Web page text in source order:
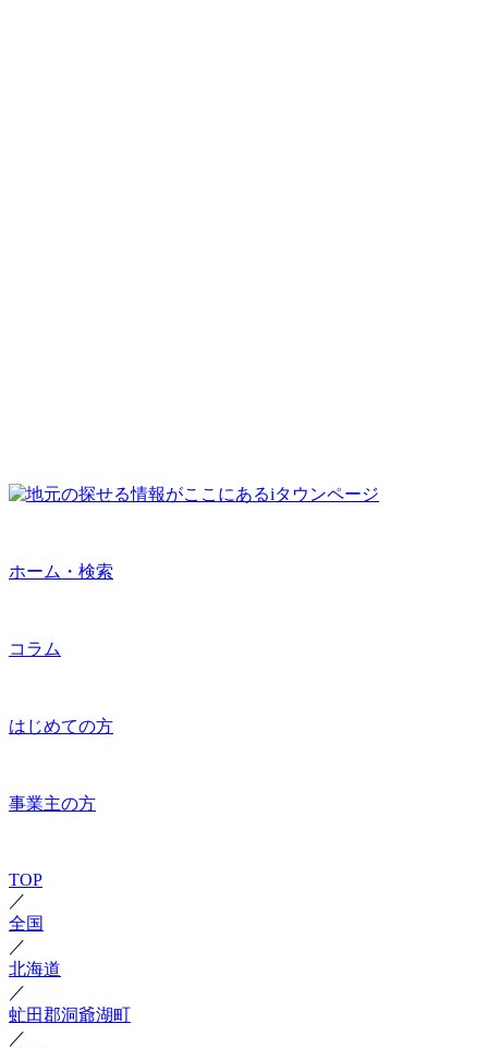
ホーム・検索
コラム
はじめての方
事業主の方
TOP
／
全国
／
北海道
／
虻田郡洞爺湖町
／